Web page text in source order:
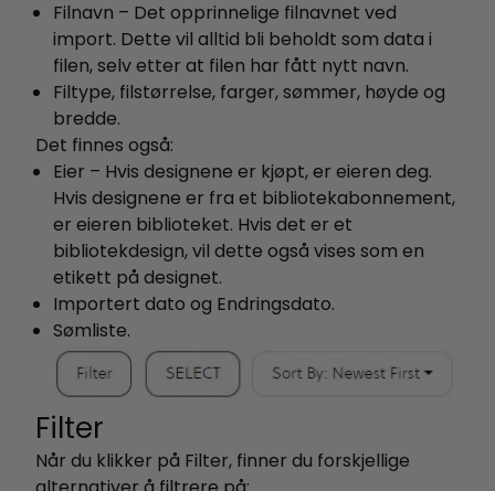
Filnavn – Det opprinnelige filnavnet ved
import. Dette vil alltid bli beholdt som data i
filen, selv etter at filen har fått nytt navn.
Filtype, filstørrelse, farger, sømmer, høyde og
bredde.
Det finnes også:
Eier – Hvis designene er kjøpt, er eieren deg.
Hvis designene er fra et bibliotekabonnement,
er eieren biblioteket. Hvis det er et
bibliotekdesign, vil dette også vises som en
etikett på designet.
Importert dato og Endringsdato.
Sømliste.
Filter
Når du klikker på Filter, finner du forskjellige